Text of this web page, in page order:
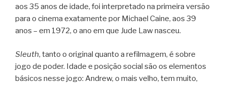
aos 35 anos de idade, foi interpretado na primeira versão
para o cinema exatamente por Michael Caine, aos 39
anos – em 1972, o ano em que Jude Law nasceu.
Sleuth, tanto o original quanto a refilmagem, é sobre
jogo de poder. Idade e posição social são os elementos
básicos nesse jogo: Andrew, o mais velho, tem muito,